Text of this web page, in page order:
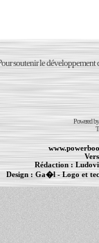
soutenir le développement
Powered
Rédaction :
Design :Ga�l- Logo et
PowerBook